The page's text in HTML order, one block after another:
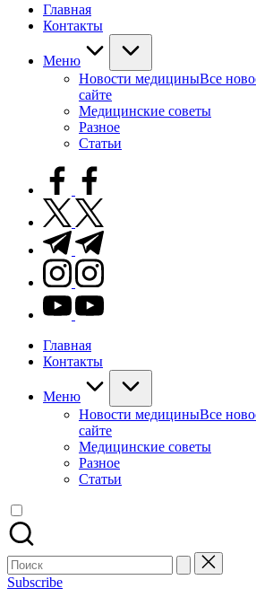
Главная
Контакты
Меню
Новости медициныВсе
сайте
Медицинские советы
Разное
Статьи
facebook.com
twitter.com
t.me
instagram.com
youtube.com
Главная
Контакты
Меню
Новости медициныВсе
сайте
Медицинские советы
Разное
Статьи
Поиск
для:
Subscribe